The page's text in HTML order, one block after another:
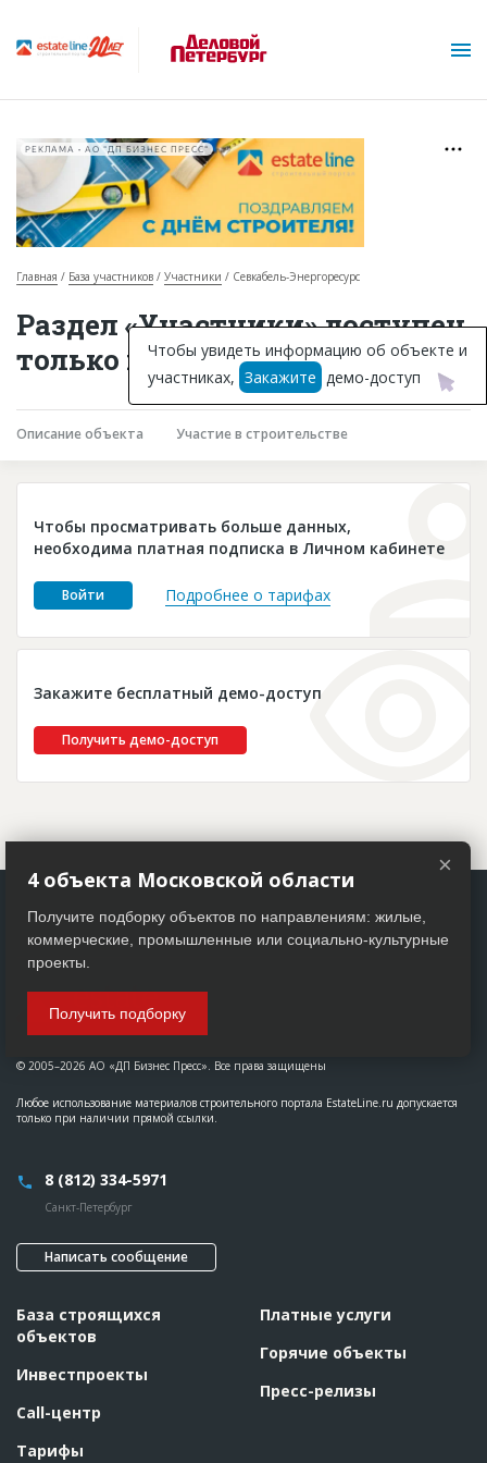
Горячие объекты
База строящихся объектов
Инвестпроекты
Глоссарий
Платные услуги
Пресс-релизы
РЕКЛАМА • АО "ДП БИЗНЕС ПРЕСС"
Главная База участников Участники Севкабель-Энергоресурс
Раздел «Участники» доступен
только подписчикам
Описание объекта Участие в строительстве
Чтобы просматривать больше данных,
необходима платная подписка в Личном кабинете
Войти Подробнее о тарифах
Закажите бесплатный демо-доступ
Получить демо-доступ
Чтобы увидеть информацию об объекте и
участниках, Закажите демо-доступ
© 2005–2026 АО «ДП Бизнес Пресс». Все права защищены
Любое использование материалов строительного портала EstateLine.ru допускается
только при наличии прямой ссылки.
8 (812) 334-5971
Санкт-Петербург
Написать сообщение
База строящихся
объектов
Инвестпроекты
Call-центр
Тарифы
Платные услуги
Горячие объекты
Пресс-релизы
×
4 объекта Московской области
Получите подборку объектов по направлениям: жилые,
коммерческие, промышленные или социально-культурные
проекты.
Получить подборку